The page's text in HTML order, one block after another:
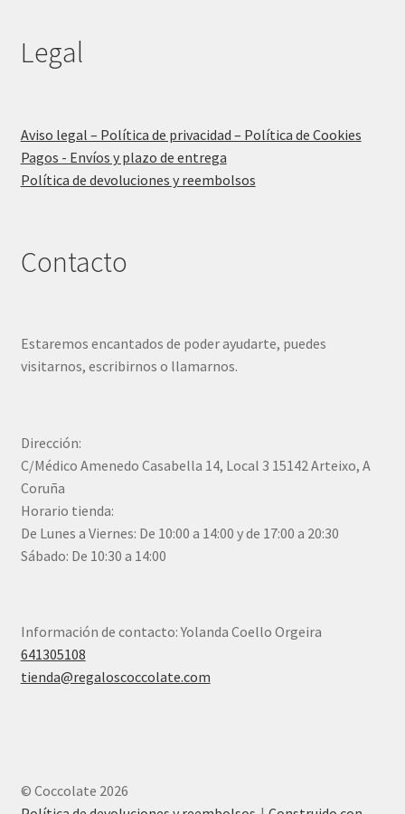
Legal
Aviso legal – Política de privacidad – Política de Cookies
Pagos - Envíos y plazo de entrega
Política de devoluciones y reembolsos
Contacto
Estaremos encantados de poder ayudarte, puedes
visitarnos, escribirnos o llamarnos.
Dirección:
C/Médico Amenedo Casabella 14, Local 3 15142 Arteixo, A
Coruña
Horario tienda:
De Lunes a Viernes: De 10:00 a 14:00 y de 17:00 a 20:30
Sábado: De 10:30 a 14:00
Información de contacto: Yolanda Coello Orgeira
641305108
tienda@regaloscoccolate.com
© Coccolate 2026